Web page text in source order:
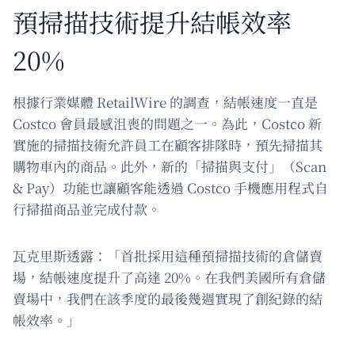
預掃描技術提升結帳效率
20%
根據行業媒體 RetailWire 的調查，結帳速度一直是
Costco 會員最感沮喪的問題之一。為此，Costco 新
實施的掃描技術允許員工在顧客排隊時，預先掃描其
購物車內的商品。此外，新的「掃描與支付」（Scan
& Pay）功能也讓顧客能透過 Costco 手機應用程式自
行掃描商品並完成付款。
瓦克里斯透露：「首批採用這種預掃描技術的倉儲賣
場，結帳速度提升了高達 20%。在我們美國所有倉儲
賣場中，我們在該季度的最後幾週實現了創紀錄的結
帳效率。」